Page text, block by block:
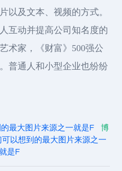
以及文本、视频的方式。
互动并提高公司知名度的
术家，《财富》500强公
普通人和小型企业也纷纷
最大图片来源之一就是F
博
可以想到的最大图片来源之一
是F